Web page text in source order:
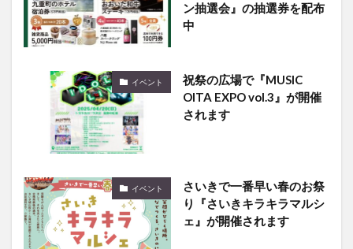
ン抽選会』の抽選券を配布
中
イベント
祝祭の広場で『MUSIC
OITA EXPO vol.3』が開催
されます
イベント
さいきで一番早い春のお祭
り『さいきキラキラマルシ
ェ』が開催されます